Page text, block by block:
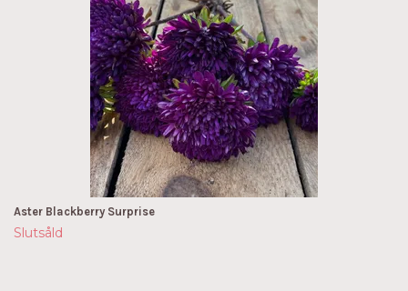
Aster Blackberry Surprise
Slutsåld